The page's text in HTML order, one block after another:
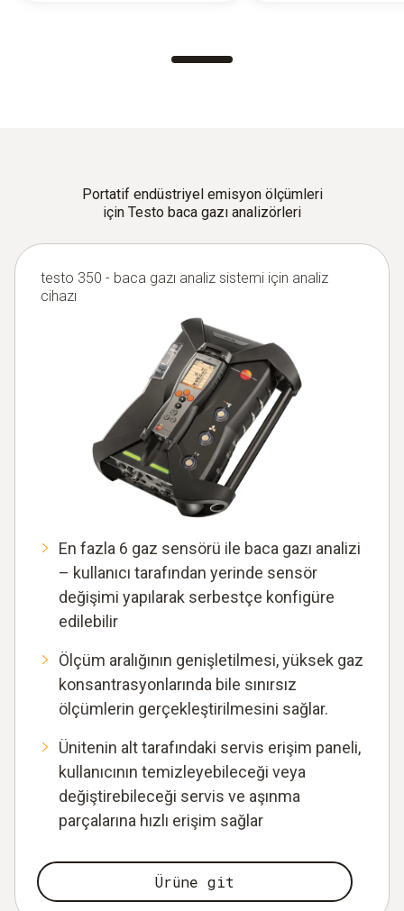
Portatif endüstriyel emisyon ölçümleri
için Testo baca gazı analizörleri
testo 350 - baca gazı analiz sistemi için analiz
cihazı
En fazla 6 gaz sensörü ile baca gazı analizi
– kullanıcı tarafından yerinde sensör
değişimi yapılarak serbestçe konfigüre
edilebilir
Ölçüm aralığının genişletilmesi, yüksek gaz
konsantrasyonlarında bile sınırsız
ölçümlerin gerçekleştirilmesini sağlar.
Ünitenin alt tarafındaki servis erişim paneli,
kullanıcının temizleyebileceği veya
değiştirebileceği servis ve aşınma
parçalarına hızlı erişim sağlar
Ürüne git